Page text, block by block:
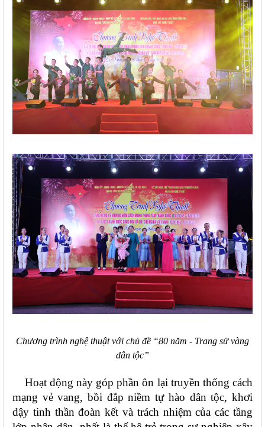
Chương trình nghệ thuật với chủ đề “80 năm - Trang sử vàng
dân tộc”
Hoạt động này góp phần ôn lại truyền thống cách
mạng vẻ vang, bồi đắp niềm tự hào dân tộc, khơi
dậy tinh thần đoàn kết và trách nhiệm của các tầng